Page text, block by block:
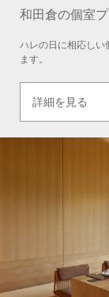
和田倉の個室
ハレの日に相応しい
ます。
詳細を見る